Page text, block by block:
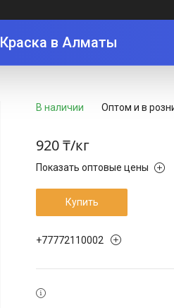
Краска в Алматы
В наличии Оптом и в
920 ₸/кг
Показать оптовые цены
Купить
+77772110002